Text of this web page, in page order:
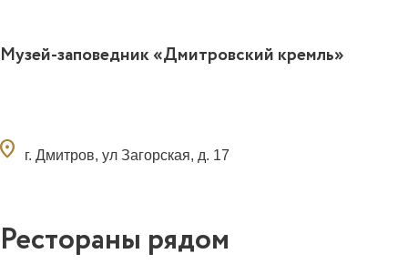
Музей-заповедник «Дмитровский кремль»
г. Дмитров, ул Загорская, д. 17
Рестораны рядом